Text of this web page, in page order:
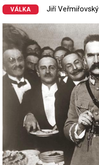
VÁLKA Jiří Veřmiřovský
Image